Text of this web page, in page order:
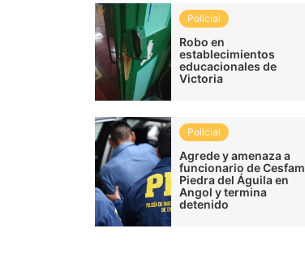
Policial
Robo en
establecimientos
educacionales de
Victoria
Policial
Agrede y amenaza a
funcionario de Cesfam
Piedra del Águila en
Angol y termina
detenido